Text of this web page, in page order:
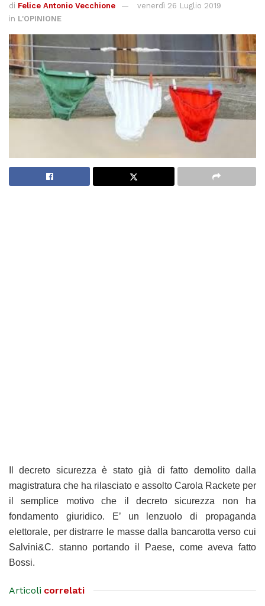
di Felice Antonio Vecchione
venerdì 26 Luglio 2019
in L'OPINIONE
Il decreto sicurezza è stato già di fatto demolito dalla
magistratura che ha rilasciato e assolto Carola Rackete per
il semplice motivo che il decreto sicurezza non ha
fondamento giuridico. E’ un lenzuolo di propaganda
elettorale, per distrarre le masse dalla bancarotta verso cui
Salvini&C. stanno portando il Paese, come aveva fatto
Bossi.
Articoli correlati